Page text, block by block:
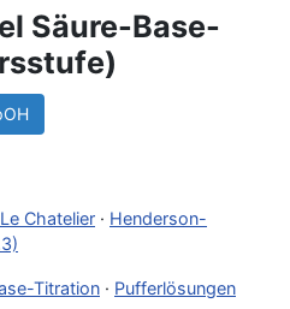
Säure-Base-
Chatelier · Henderson-
Titration · Pufferlösungen